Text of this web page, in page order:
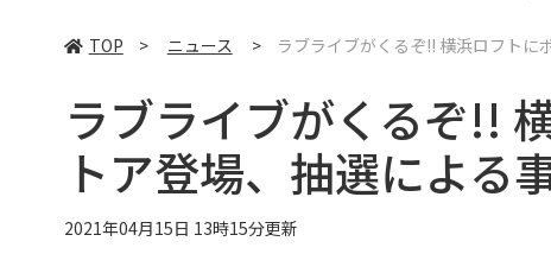
TOP > ニュース > ラブライブがくるぞ!! 横浜ロフトに
ラブライブがくるぞ!!
トア登場、抽選による
2021年04月15日 13時15分更新